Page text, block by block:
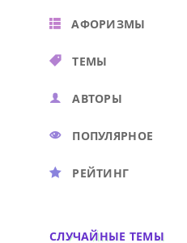
АФОРИЗМЫ
ТЕМЫ
АВТОРЫ
ПОПУЛЯРНОЕ
РЕЙТИНГ
СЛУЧАЙНЫЕ ТЕМЫ